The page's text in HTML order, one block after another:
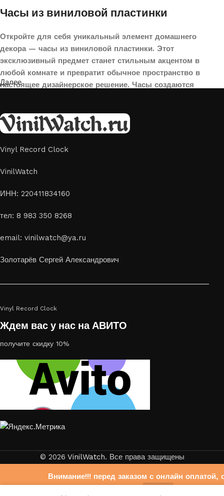
Внимание!!! перед заказом с онлайн оплатой,
Часы из виниловой пластинки
Откройте для себя уникальный элемент домашнего
декора — часы из виниловой пластинки. Этот
эксклюзивный предмет станет стильным акцентом в
любой комнате и превратит обычное пространство в
настоящее дизайнерское решение. Часы создаются
аксессуар идеально подойдет для гостиной, спальни,
офиса или даже для оформления кафе, студии или
творческого пространства.
Картины на стекле и дереве
Лазерная гравировка на стекле или дереве, оригинальный
или украсить свой дом
украсить пространство, лазерная гравировка фото по дереву
Далее
Vinyl Record Clock
VinilWatch
ИНН: 220411834160
тел: 8 983 350 8268
email: vinilwatch@ya.ru
Золотарёв Сергей Александрович
Vinyl Record Clock
Ждем вас у нас на АВИТО
получите скидку 10%
© 2026 VinilWatch. Все права защищены